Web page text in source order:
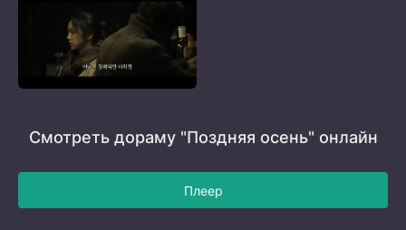
Смотреть дораму "Поздняя осень" онлайн
Плеер